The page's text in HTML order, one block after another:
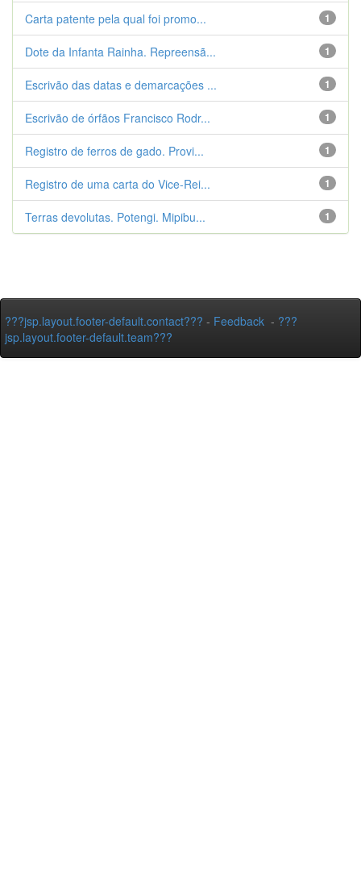
1
Carta patente pela qual foi promo...
1
Dote da Infanta Rainha. Repreensã...
1
Escrivão das datas e demarcações ...
1
Escrivão de órfãos Francisco Rodr...
1
Registro de ferros de gado. Provi...
1
Registro de uma carta do Vice-Rei...
1
Terras devolutas. Potengi. Mipibu...
???jsp.layout.footer-default.contact??? - Feedback - ???
jsp.layout.footer-default.team???